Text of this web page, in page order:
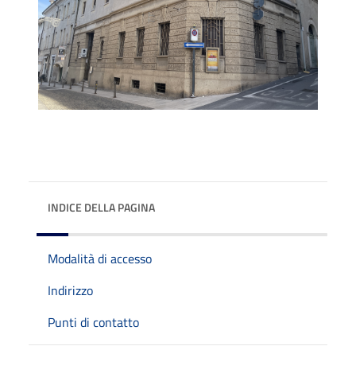
INDICE DELLA PAGINA
Modalità di accesso
Indirizzo
Punti di contatto